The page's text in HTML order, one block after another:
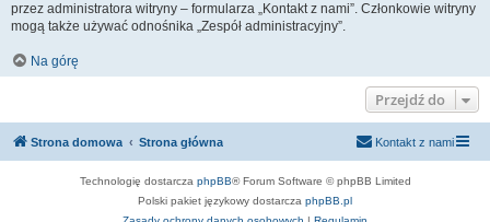
przez administratora witryny – formularza „Kontakt z nami”. Członkowie witryny
mogą także używać odnośnika „Zespół administracyjny”.
Na górę
Przejdź do
Strona domowa Strona główna Kontakt z nami
Technologię dostarcza phpBB® Forum Software © phpBB Limited
Polski pakiet językowy dostarcza phpBB.pl